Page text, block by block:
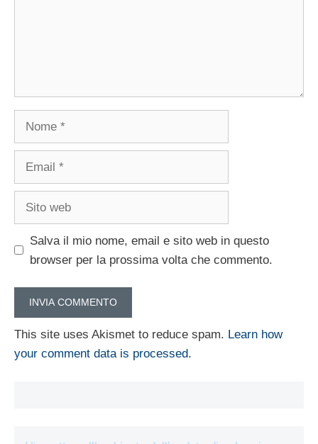
Salva il mio nome, email e sito web in questo
browser per la prossima volta che commento.
This site uses Akismet to reduce spam. Learn how
your comment data is processed.